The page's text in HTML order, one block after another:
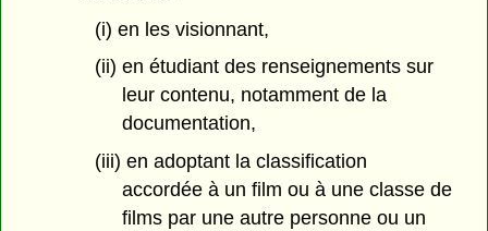
(i) en les visionnant,
(ii) en étudiant des renseignements sur
leur contenu, notamment de la
documentation,
(iii) en adoptant la classification
accordée à un film ou à une classe de
films par une autre personne ou un